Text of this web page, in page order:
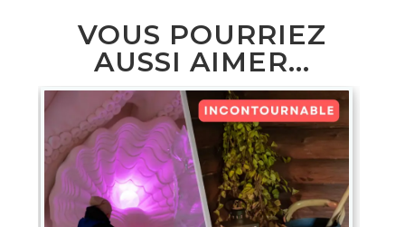
VOUS POURRIEZ
AUSSI AIMER...